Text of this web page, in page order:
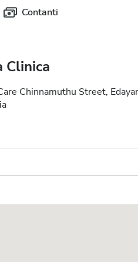
Contanti
Clinica
Chinnamuthu Street,